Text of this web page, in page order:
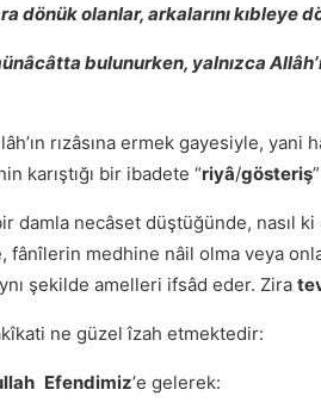
dönük olanlar, arkalarını kıbleye
bulunurken, yalnızca
rızâsına ermek gayesiyle,
karıştığı bir ibadete “riyâ/gösteriş
damla necâset düştüğünde, nasıl
fânîlerin medhine nâil olma veya
şekilde amelleri ifsâd eder. Zira
ne güzel îzah etmektedir:
Efendimizʼe gelerek: